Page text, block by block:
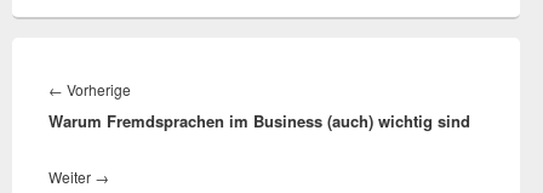
← Vorherige
Beitrag:
Warum Fremdsprachen im Business (auch) wichtig sind
Weiter →